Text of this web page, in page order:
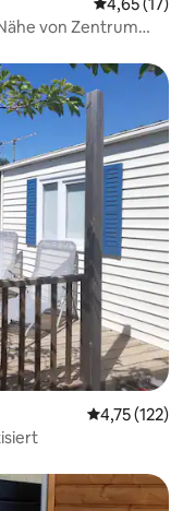
von Zentrum
4,75 (122)